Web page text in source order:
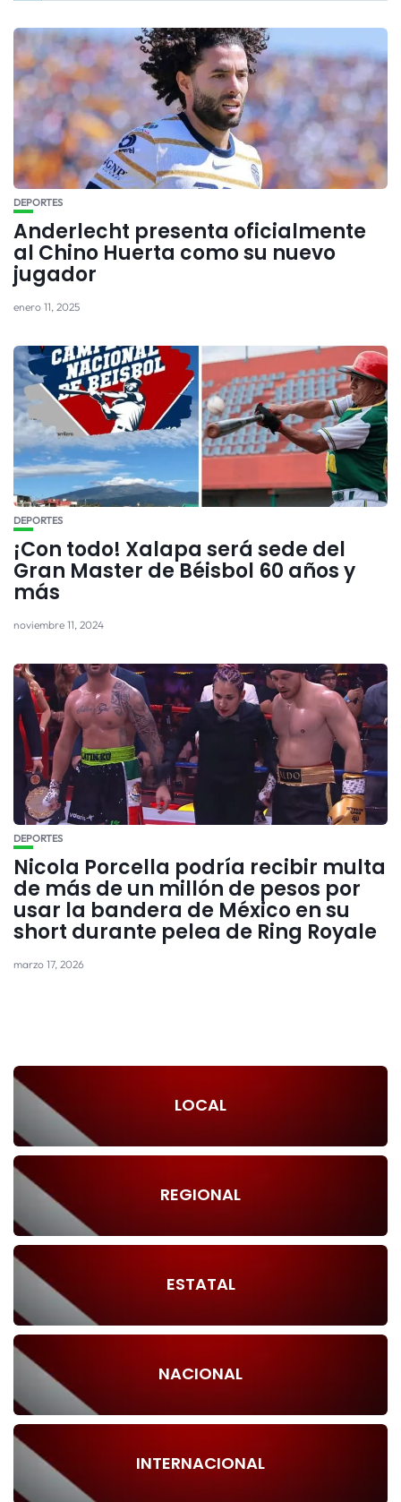
DEPORTES
Anderlecht presenta oficialmente
al Chino Huerta como su nuevo
jugador
enero 11, 2025
DEPORTES
¡Con todo! Xalapa será sede del
Gran Master de Béisbol 60 años y
más
noviembre 11, 2024
DEPORTES
Nicola Porcella podría recibir multa
de más de un millón de pesos por
usar la bandera de México en su
short durante pelea de Ring Royale
marzo 17, 2026
LOCAL
REGIONAL
ESTATAL
NACIONAL
INTERNACIONAL